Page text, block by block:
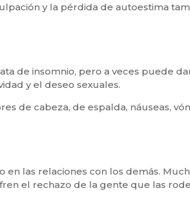
y la pérdida de autoestima
de insomnio, pero a veces puede
y el deseo sexuales.
de cabeza, de espalda, náuseas,
las relaciones con los demás.
el rechazo de la gente que las